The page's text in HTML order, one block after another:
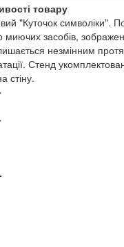
товару
"Куточок символіки".
миючих засобів,
незмінним
Стенд
стіну.